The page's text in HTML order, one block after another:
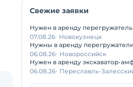
Свежие заявки
Нужен в аренду перегружатель
07.08.26 Новокузнецк
Нужны в аренду
06.08.26 Новороссийск
Нужен в аренду экскаватор-
06.08.26 Переславль-